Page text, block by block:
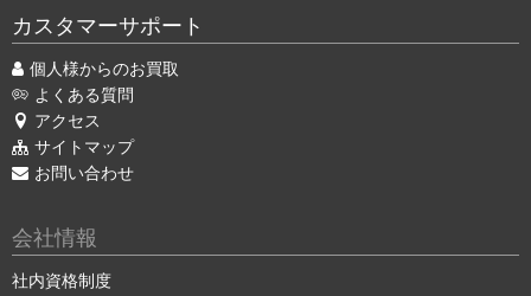
カスタマーサポート
個人様からのお買取
よくある質問
アクセス
サイトマップ
お問い合わせ
会社情報
社内資格制度